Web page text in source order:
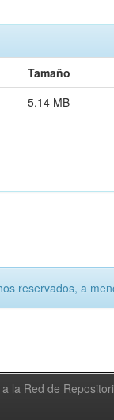
Tamaño
5,14 MB
reservados, a
la Red de